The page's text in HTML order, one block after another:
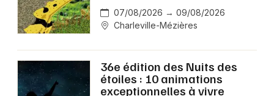
07/08/2026 → 09/08/2026
Charleville-Mézières
36e édition des Nuits des
étoiles : 10 animations
exceptionnelles à vivre